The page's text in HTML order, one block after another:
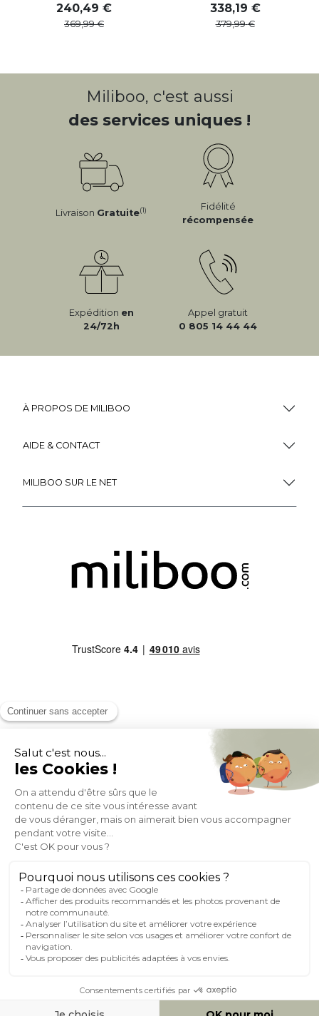
240,49
369,99
338,19
379,99
Miliboo, c'est aussi
des services uniques !
Livraison Gratuite(1)
Fidélité
récompensée
Expédition en
24/72h
Appel gratuit
0 805 14 44 44
À PROPOS DE MILIBOO
AIDE & CONTACT
MILIBOO SUR LE NET
MOYENS DE PAIEMENT
FRANCE
© 2007-2026 Miliboo
Tous droits réservés